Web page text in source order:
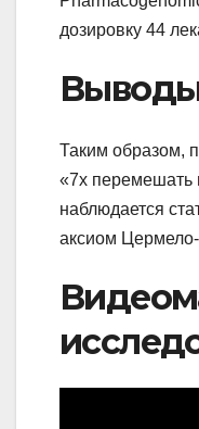
дозировку 44
Таким образом,
«7x перемешать
наблюдается
аксиом